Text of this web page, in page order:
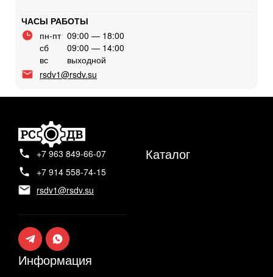
ЧАСЫ РАБОТЫ
пн-пт 09:00 — 18:00
сб
09:00 — 14:00
вс
выходной
rsdv1@rsdv.su
+7 963 849-66-07
+7 914 558-74-15
rsdv1@rsdv.su
Каталог
Информация